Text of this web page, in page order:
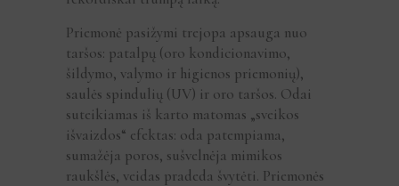
Priemonė pasižymi trejopa apsauga nuo
taršos: patalpų (oro kondicionavimo,
šildymo, valymo ir higienos priemonių),
saulės spindulių (UV) ir oro taršos. Odai
suteikiamas iš karto matomas „sveikos
išvaizdos“ efektas: oda patempiama,
sumažėja poros, sušvelnėja mimikos
raukšlės, veidas pradeda švytėti. Priemonės